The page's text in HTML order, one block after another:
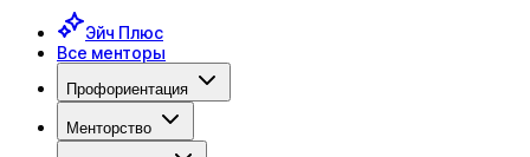
Эйч Плюс
Все менторы
Профориентация
Менторство